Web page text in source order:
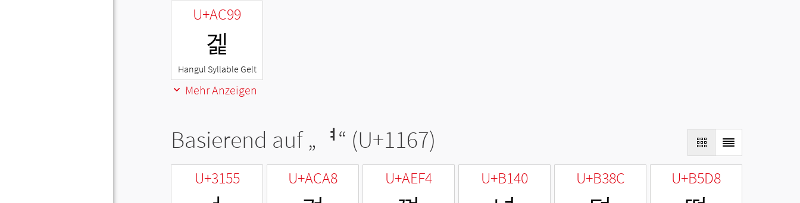
U+AC99
겙
Hangul Syllable Gelt
Mehr Anzeigen
Basierend auf „ ᅧ“ (U+1167)
U+3155 U+ACA8 U+AEF4 U+B140 U+B38C U+B5D8